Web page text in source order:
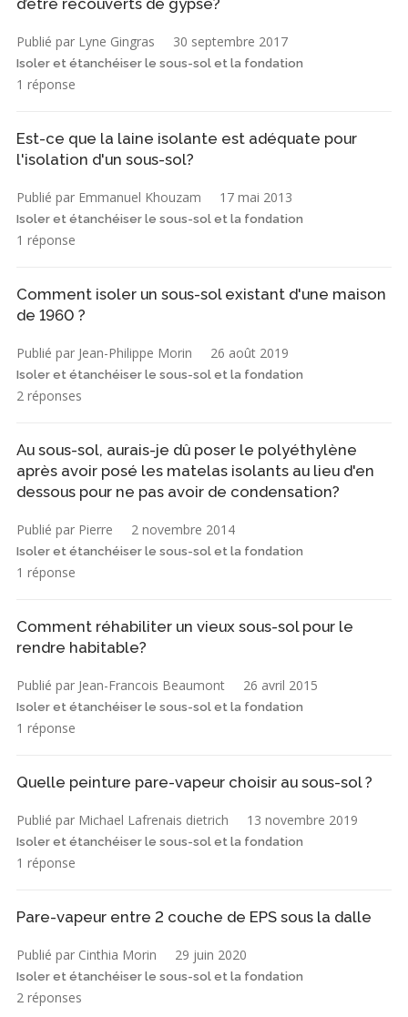
d’être recouverts de gypse?
Publié par Lyne Gingras 30 septembre 2017
Isoler et étanchéiser le sous-sol et la fondation
1 réponse
Est-ce que la laine isolante est adéquate pour
l'isolation d'un sous-sol?
Publié par Emmanuel Khouzam 17 mai 2013
Isoler et étanchéiser le sous-sol et la fondation
1 réponse
Comment isoler un sous-sol existant d'une maison
de 1960 ?
Publié par Jean-Philippe Morin 26 août 2019
Isoler et étanchéiser le sous-sol et la fondation
2 réponses
Au sous-sol, aurais-je dû poser le polyéthylène
après avoir posé les matelas isolants au lieu d'en
dessous pour ne pas avoir de condensation?
Publié par Pierre 2 novembre 2014
Isoler et étanchéiser le sous-sol et la fondation
1 réponse
Comment réhabiliter un vieux sous-sol pour le
rendre habitable?
Publié par Jean-Francois Beaumont 26 avril 2015
Isoler et étanchéiser le sous-sol et la fondation
1 réponse
Quelle peinture pare-vapeur choisir au sous-sol ?
Publié par Michael Lafrenais dietrich 13 novembre 2019
Isoler et étanchéiser le sous-sol et la fondation
1 réponse
Pare-vapeur entre 2 couche de EPS sous la dalle
Publié par Cinthia Morin 29 juin 2020
Isoler et étanchéiser le sous-sol et la fondation
2 réponses